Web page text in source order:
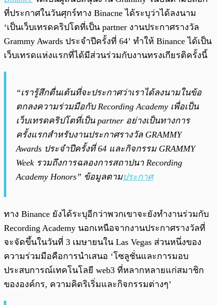
ที่ประกาศในวันศุกร์ทาง Binacne ได้ระบุว่าได้ลงนาม
‘เป็นเว็บเทรดคริปโตที่เป็น partner งานประกาศรางวัล
Grammy Awards ประจำปีครั้งที่ 64’ ทำให้ Binance ได้เป็น
เว็บเทรดแห่งแรกที่ได้มีส่วนร่วมกับงานทรงเกียรติครั้งนี้
“เรารู้สึกตื่นเต้นที่จะประกาศว่าเราได้ลงนามในข้อ
ตกลงความร่วมมือกับ Recording Academy เพื่อเป็น
เว็บเทรดคริปโตที่เป็น partner อย่างเป็นทางการ
ครั้งแรกสำหรับงานประกาศรางวัล GRAMMY
Awards ประจำปีครั้งที่ 64 และกิจกรรม GRAMMY
Week รวมถึงการฉลองการสถาปนา Recording
Academy Honors” ข้อมูลตามประกาศ
ทาง Binance ยังได้ระบุอีกว่าพวกเขาจะยังทำงานร่วมกับ
Recording Academy นอกเหนือจากงานประกาศรางวัลที่
จะจัดขึ้นในวันที่ 3 เมษายนใน Las Vegas ส่วนหนึ่งของ
ความร่วมมือคือการนำเสนอ ‘โซลูชั่นและการมอบ
ประสบการณ์เทคโนโลยี web3 ที่หลากหลายแก่สมาชิก
ขององค์กร, ความคิดริเริ่มและกิจกรรมต่างๆ’